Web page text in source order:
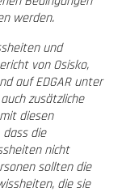
werden.
und
von Osisko,
auf EDGAR unter
zusätzliche
diesen
die
nicht
sollten die
die sie